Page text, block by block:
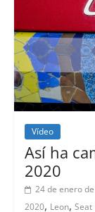
Vídeo
Así ha
2020
24 de enero
2020, Leon, Seat